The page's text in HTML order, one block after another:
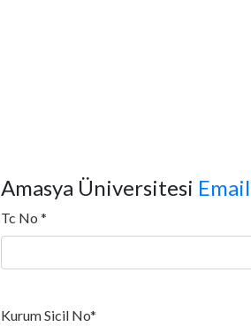
Amasya Üniversitesi
Tc No *
Kurum Sicil No*